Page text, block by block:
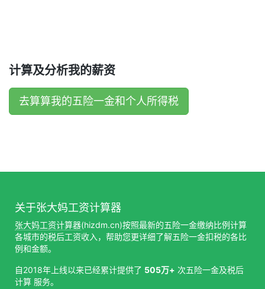
计算及分析我的薪资
去算算我的五险一金和个人所得税
关于张大妈工资计算器
张大妈工资计算器(hizdm.cn)按照最新的五险一金缴纳比例计算
各城市的税后工资收入，帮助您更详细了解五险一金扣税的各比
例和金额。
自2018年上线以来已经累计提供了 505万+ 次五险一金及税后
计算 服务。